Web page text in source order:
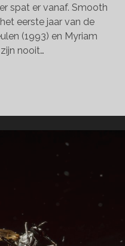
spat er vanaf. Smooth
eerste jaar van de
(1993) en Myriam
nooit…